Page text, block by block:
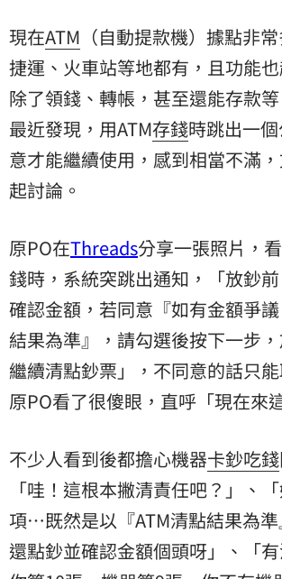
現在ATM （自動提款機）據點非
捷運、火車站等地都有，且功能也
除了領錢、轉帳，甚至還能存款
最近發現，用ATM存錢時跳出一
意才能繼續使用，感到相當不滿
起討論。
原PO在Threads分享一張照片，
錢時，系統突跳出通知，「放鈔
確認金額，若同意『如有金額爭
結果為準』，請勾選後按下一步
繼續清點鈔票」，不同意的話只
原PO看了很傻眼，直呼「現在來
不少人看到後都擔心機器卡鈔吃錢
「哇！這根本撇清責任吧？」、
項…既然是以『ATM清點結果為
還點鈔並確認金額個頭呀」、「